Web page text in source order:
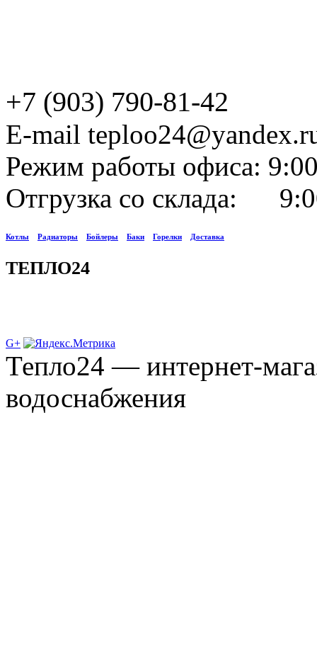
+7 (903) 790-81-42
E-mail
Режим работы офиса:
Отгрузка со склада:
Котлы Радиаторы Бойлеры Баки Горелки Доставка
ТЕПЛО24
G+
Тепло24 — интернет-
водоснабжения